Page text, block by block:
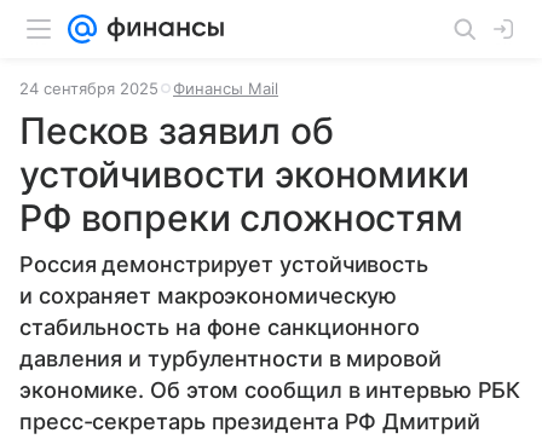
24 сентября 2025 Финансы Mail
Песков заявил об
устойчивости экономики
РФ вопреки сложностям
Россия демонстрирует устойчивость
и сохраняет макроэкономическую
стабильность на фоне санкционного
давления и турбулентности в мировой
экономике. Об этом сообщил в интервью РБК
пресс-секретарь президента РФ Дмитрий